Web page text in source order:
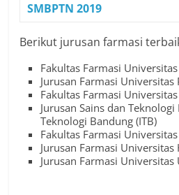
SMBPTN 2019
Berikut jurusan farmasi
Fakultas Farmasi
Jurusan Farmasi Universitas
Fakultas Farmasi
Jurusan Sains dan
Teknologi Bandung (ITB)
Fakultas Farmasi
Jurusan Farmasi Universitas
Jurusan Farmasi Universitas